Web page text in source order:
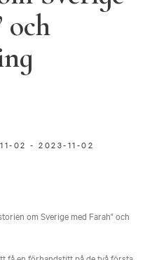
och
02 - 2023-11-02
om Sverige med Farah" och